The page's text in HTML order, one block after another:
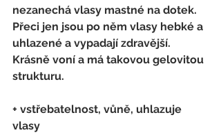
nezanechá vlasy mastné na dotek.
Přeci jen jsou po něm vlasy hebké a
uhlazené a vypadají zdravější.
Krásně voní a má takovou gelovitou
strukturu.
+ vstřebatelnost, vůně, uhlazuje
vlasy